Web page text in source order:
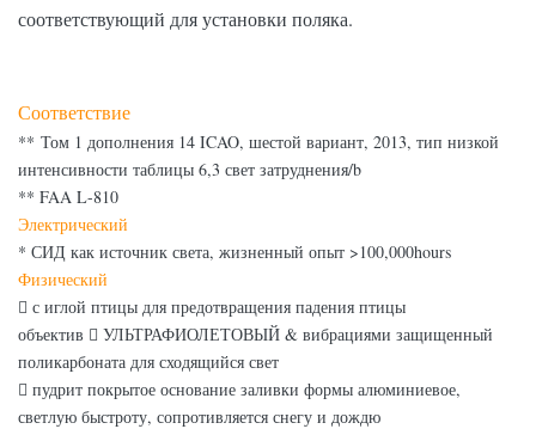
соответствующий для установки поляка.
Соответствие
** Том 1 дополнения 14 ICAO, шестой вариант, 2013, тип низкой
интенсивности таблицы 6,3 свет затруднения/b
** FAA L-810
Электрический
* СИД как источник света, жизненный опыт >100,000hours
Физический
 с иглой птицы для предотвращения падения птицы
объектив  УЛЬТРАФИОЛЕТОВЫЙ & вибрациями защищенный
поликарбоната для сходящийся свет
 пудрит покрытое основание заливки формы алюминиевое,
светлую быстроту, сопротивляется снегу и дождю